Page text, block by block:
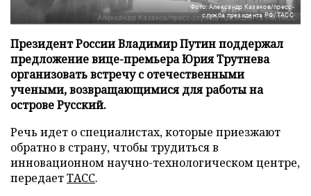
Фото: Александр Казаков/пресс-
служба президента РФ/ТАСС
Президент России Владимир Путин поддержал
предложение вице-премьера Юрия Трутнева
организовать встречу с отечественными
учеными, возвращающимися для работы на
острове Русский.
Речь идет о специалистах, которые приезжают
обратно в страну, чтобы трудиться в
инновационном научно-технологическом центре,
передаетТАСС.